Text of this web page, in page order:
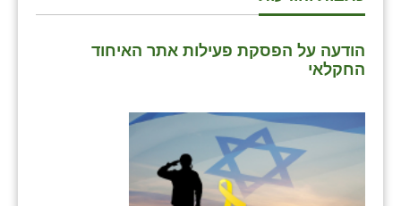
הודעה על הפסקת פעילות אתר האיחוד
החקלאי